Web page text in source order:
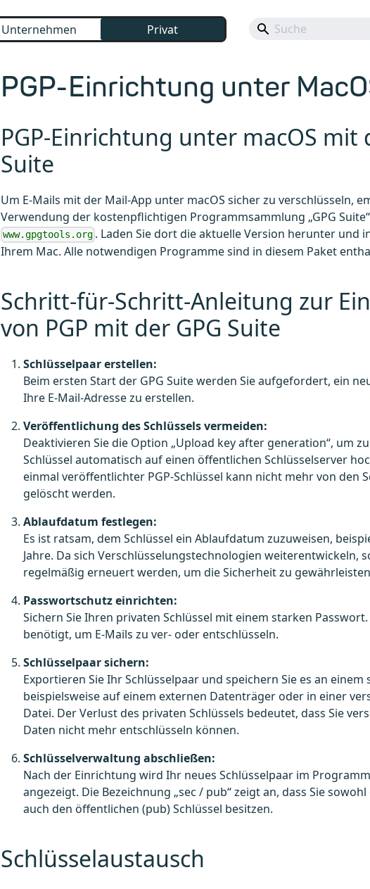
Unternehmen Privat
PGP-Einrichtung unter
PGP-Einrichtung unter macOS mit
Suite
Um E-Mails mit der Mail-App unter macOS sicher zu verschlüsseln,
Verwendung der kostenpflichtigen Programmsammlung „GPG
www.gpgtools.org . Laden Sie dort die aktuelle Version herunter und
Ihrem Mac. Alle notwendigen Programme sind in diesem Paket
Schritt-für-Schritt-Anleitung zur
von PGP mit der GPG Suite
Schlüsselpaar erstellen:
Beim ersten Start der GPG Suite werden Sie aufgefordert, ein
Ihre E-Mail-Adresse zu erstellen.​
Veröffentlichung des Schlüssels vermeiden:
Deaktivieren Sie die Option „Upload key after generation“, um
Schlüssel automatisch auf einen öffentlichen Schlüsselserver
einmal veröffentlichter PGP-Schlüssel kann nicht mehr von den
gelöscht werden.​
Ablaufdatum festlegen:
Es ist ratsam, dem Schlüssel ein Ablaufdatum zuzuweisen,
Jahre. Da sich Verschlüsselungstechnologien weiterentwickeln,
regelmäßig erneuert werden, um die Sicherheit zu
Passwortschutz einrichten:
Sichern Sie Ihren privaten Schlüssel mit einem starken
benötigt, um E-Mails zu ver- oder entschlüsseln.​
Schlüsselpaar sichern:
Exportieren Sie Ihr Schlüsselpaar und speichern Sie es an einem
beispielsweise auf einem externen Datenträger oder in einer
Datei. Der Verlust des privaten Schlüssels bedeutet, dass Sie
Daten nicht mehr entschlüsseln können.​
Schlüsselverwaltung abschließen:
Nach der Einrichtung wird Ihr neues Schlüsselpaar im Programm
angezeigt. Die Bezeichnung „sec / pub“ zeigt an, dass Sie
auch den öffentlichen (pub) Schlüssel besitzen.​
Schlüsselaustausch